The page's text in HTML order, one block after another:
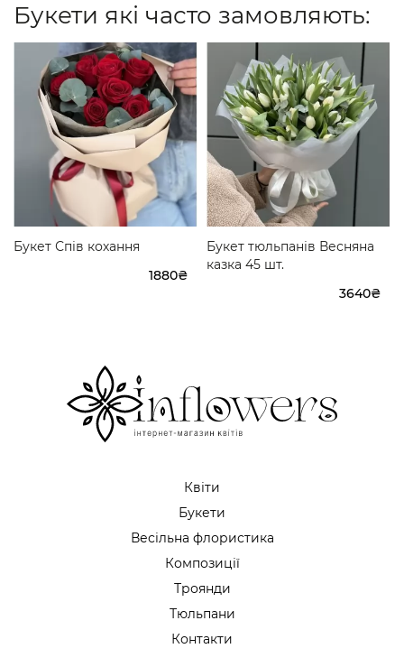
Букети які часто замовляють:
Букет Спів кохання
1880₴
Букет тюльпанів Весняна
казка 45 шт.
3640₴
Квіти
Букети
Весільна флористика
Композиції
Троянди
Тюльпани
Контакти